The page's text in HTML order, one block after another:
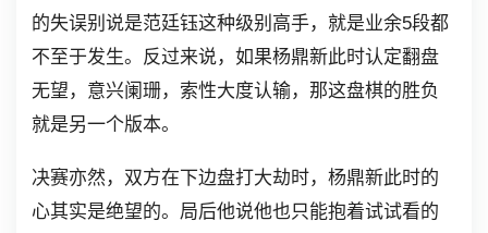
的失误别说是范廷钰这种级别高手，就是业余5段都
不至于发生。反过来说，如果杨鼎新此时认定翻盘
无望，意兴阑珊，索性大度认输，那这盘棋的胜负
就是另一个版本。
决赛亦然，双方在下边盘打大劫时，杨鼎新此时的
心其实是绝望的。局后他说他也只能抱着试试看的